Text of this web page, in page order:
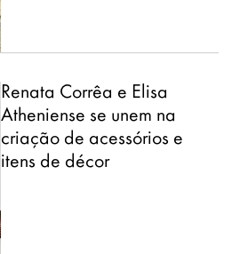
Renata Corrêa e Elisa
Atheniense se unem na
criação de acessórios e
itens de décor